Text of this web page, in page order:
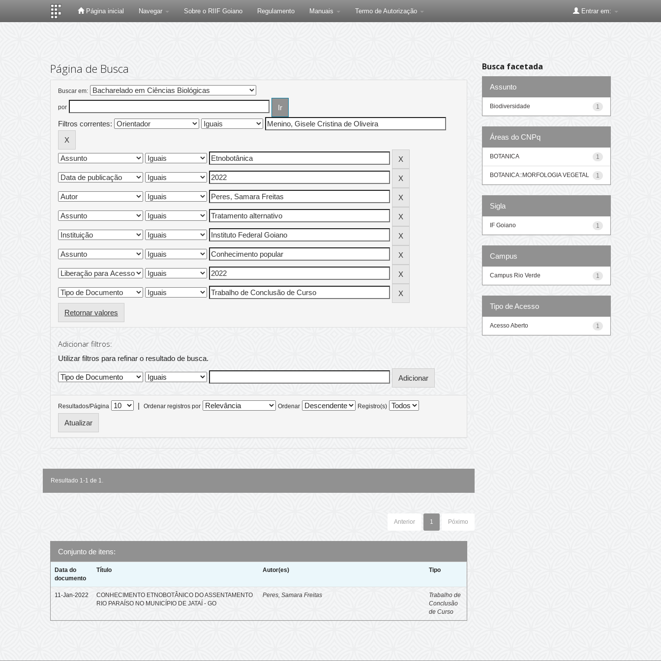
Página inicial Navegar Sobre o RIIF Goiano Regulamento Manuais Termo de Autorização Entrar em:
Página de Busca
Buscar em:
por
Filtros correntes:
Retornar valores
Adicionar filtros:
Utilizar filtros para refinar o resultado de busca.
Resultados/Página | Ordenar registros por Ordenar Registro(s)
Resultado 1-1 de 1.
Anterior 1 Póximo
Conjunto de itens:
Data do
documento
Título Autor(es) Tipo
11-Jan-2022
CONHECIMENTO ETNOBOTÂNICO DO ASSENTAMENTO
RIO PARAÍSO NO MUNICÍPIO DE JATAÍ - GO
Peres, Samara Freitas
Trabalho de
Conclusão
de Curso
Busca facetada
Assunto
1
Biodiversidade
Áreas do CNPq
1
BOTANICA
1
BOTANICA::MORFOLOGIA VEGETAL
Sigla
1
IF Goiano
Campus
1
Campus Rio Verde
Tipo de Acesso
1
Acesso Aberto